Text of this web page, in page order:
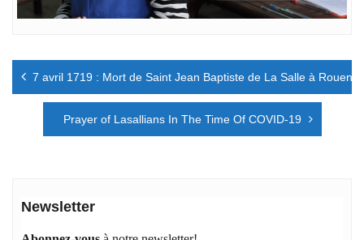
Navigation
l’article
7 avril 1719 : Mort de Saint Jean Baptiste de La Salle à Rouen.
Prayer of Lasallians In The Time Of COVID-19
Newsletter